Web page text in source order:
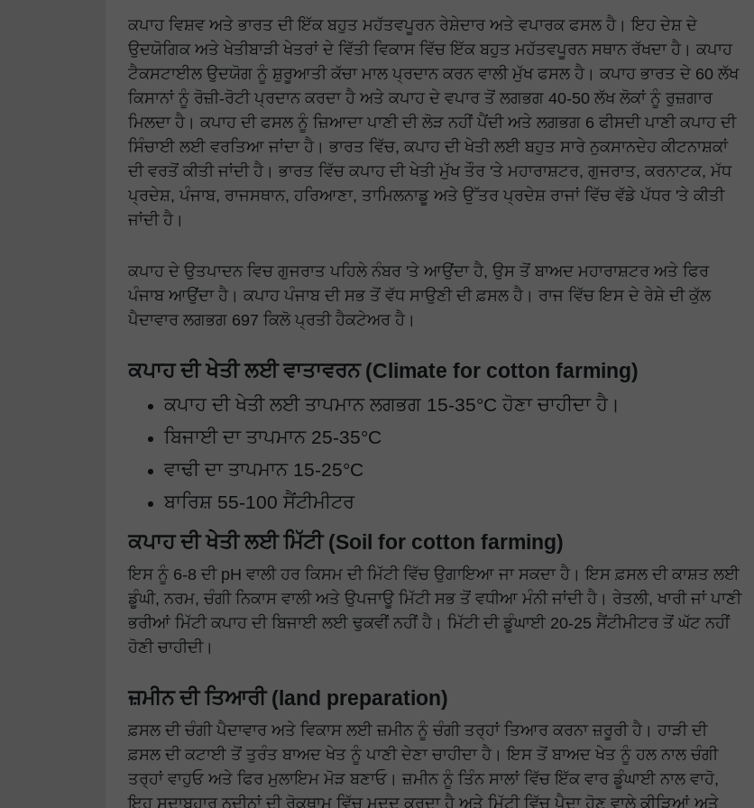
ਕਪਾਹ ਵਿਸ਼ਵ ਅਤੇ ਭਾਰਤ ਦੀ ਇੱਕ ਬਹੁਤ ਮਹੱਤਵਪੂਰਨ ਰੇਸ਼ੇਦਾਰ ਅਤੇ ਵਪਾਰਕ ਫਸਲ ਹੈ। ਇਹ ਦੇਸ਼ ਦੇ
ਉਦਯੋਗਿਕ ਅਤੇ ਖੇਤੀਬਾੜੀ ਖੇਤਰਾਂ ਦੇ ਵਿੱਤੀ ਵਿਕਾਸ ਵਿੱਚ ਇੱਕ ਬਹੁਤ ਮਹੱਤਵਪੂਰਨ ਸਥਾਨ ਰੱਖਦਾ ਹੈ। ਕਪਾਹ
ਟੈਕਸਟਾਈਲ ਉਦਯੋਗ ਨੂੰ ਸ਼ੁਰੂਆਤੀ ਕੱਚਾ ਮਾਲ ਪ੍ਰਦਾਨ ਕਰਨ ਵਾਲੀ ਮੁੱਖ ਫਸਲ ਹੈ। ਕਪਾਹ ਭਾਰਤ ਦੇ 60 ਲੱਖ
ਕਿਸਾਨਾਂ ਨੂੰ ਰੋਜ਼ੀ-ਰੋਟੀ ਪ੍ਰਦਾਨ ਕਰਦਾ ਹੈ ਅਤੇ ਕਪਾਹ ਦੇ ਵਪਾਰ ਤੋਂ ਲਗਭਗ 40-50 ਲੱਖ ਲੋਕਾਂ ਨੂੰ ਰੁਜ਼ਗਾਰ
ਮਿਲਦਾ ਹੈ। ਕਪਾਹ ਦੀ ਫਸਲ ਨੂੰ ਜ਼ਿਆਦਾ ਪਾਣੀ ਦੀ ਲੋੜ ਨਹੀਂ ਪੈਂਦੀ ਅਤੇ ਲਗਭਗ 6 ਫੀਸਦੀ ਪਾਣੀ ਕਪਾਹ ਦੀ
ਸਿੰਚਾਈ ਲਈ ਵਰਤਿਆ ਜਾਂਦਾ ਹੈ। ਭਾਰਤ ਵਿੱਚ, ਕਪਾਹ ਦੀ ਖੇਤੀ ਲਈ ਬਹੁਤ ਸਾਰੇ ਨੁਕਸਾਨਦੇਹ ਕੀਟਨਾਸ਼ਕਾਂ
ਦੀ ਵਰਤੋਂ ਕੀਤੀ ਜਾਂਦੀ ਹੈ। ਭਾਰਤ ਵਿੱਚ ਕਪਾਹ ਦੀ ਖੇਤੀ ਮੁੱਖ ਤੌਰ 'ਤੇ ਮਹਾਰਾਸ਼ਟਰ, ਗੁਜਰਾਤ, ਕਰਨਾਟਕ, ਮੱਧ
ਪ੍ਰਦੇਸ਼, ਪੰਜਾਬ, ਰਾਜਸਥਾਨ, ਹਰਿਆਣਾ, ਤਾਮਿਲਨਾਡੂ ਅਤੇ ਉੱਤਰ ਪ੍ਰਦੇਸ਼ ਰਾਜਾਂ ਵਿੱਚ ਵੱਡੇ ਪੱਧਰ 'ਤੇ ਕੀਤੀ
ਜਾਂਦੀ ਹੈ।
ਕਪਾਹ ਦੇ ਉਤਪਾਦਨ ਵਿਚ ਗੁਜਰਾਤ ਪਹਿਲੇ ਨੰਬਰ 'ਤੇ ਆਉਂਦਾ ਹੈ, ਉਸ ਤੋਂ ਬਾਅਦ ਮਹਾਰਾਸ਼ਟਰ ਅਤੇ ਫਿਰ
ਪੰਜਾਬ ਆਉਂਦਾ ਹੈ। ਕਪਾਹ ਪੰਜਾਬ ਦੀ ਸਭ ਤੋਂ ਵੱਧ ਸਾਉਣੀ ਦੀ ਫ਼ਸਲ ਹੈ। ਰਾਜ ਵਿੱਚ ਇਸ ਦੇ ਰੇਸ਼ੇ ਦੀ ਕੁੱਲ
ਪੈਦਾਵਾਰ ਲਗਭਗ 697 ਕਿਲੋ ਪ੍ਰਤੀ ਹੈਕਟੇਅਰ ਹੈ।
ਕਪਾਹ ਦੀ ਖੇਤੀ ਲਈ ਵਾਤਾਵਰਨ (Climate for cotton farming)
ਕਪਾਹ ਦੀ ਖੇਤੀ ਲਈ ਤਾਪਮਾਨ ਲਗਭਗ 15-35°C ਹੋਣਾ ਚਾਹੀਦਾ ਹੈ।
ਬਿਜਾਈ ਦਾ ਤਾਪਮਾਨ 25-35°C
ਵਾਢੀ ਦਾ ਤਾਪਮਾਨ 15-25°C
ਬਾਰਿਸ਼ 55-100 ਸੈਂਟੀਮੀਟਰ
ਕਪਾਹ ਦੀ ਖੇਤੀ ਲਈ ਮਿੱਟੀ (Soil for cotton farming)
ਇਸ ਨੂੰ 6-8 ਦੀ pH ਵਾਲੀ ਹਰ ਕਿਸਮ ਦੀ ਮਿੱਟੀ ਵਿੱਚ ਉਗਾਇਆ ਜਾ ਸਕਦਾ ਹੈ। ਇਸ ਫ਼ਸਲ ਦੀ ਕਾਸ਼ਤ ਲਈ
ਡੂੰਘੀ, ਨਰਮ, ਚੰਗੀ ਨਿਕਾਸ ਵਾਲੀ ਅਤੇ ਉਪਜਾਊ ਮਿੱਟੀ ਸਭ ਤੋਂ ਵਧੀਆ ਮੰਨੀ ਜਾਂਦੀ ਹੈ। ਰੇਤਲੀ, ਖਾਰੀ ਜਾਂ ਪਾਣੀ
ਭਰੀਆਂ ਮਿੱਟੀ ਕਪਾਹ ਦੀ ਬਿਜਾਈ ਲਈ ਢੁਕਵੀਂ ਨਹੀਂ ਹੈ। ਮਿੱਟੀ ਦੀ ਡੂੰਘਾਈ 20-25 ਸੈਂਟੀਮੀਟਰ ਤੋਂ ਘੱਟ ਨਹੀਂ
ਹੋਣੀ ਚਾਹੀਦੀ।
ਜ਼ਮੀਨ ਦੀ ਤਿਆਰੀ (land preparation)
ਫ਼ਸਲ ਦੀ ਚੰਗੀ ਪੈਦਾਵਾਰ ਅਤੇ ਵਿਕਾਸ ਲਈ ਜ਼ਮੀਨ ਨੂੰ ਚੰਗੀ ਤਰ੍ਹਾਂ ਤਿਆਰ ਕਰਨਾ ਜ਼ਰੂਰੀ ਹੈ। ਹਾੜੀ ਦੀ
ਫ਼ਸਲ ਦੀ ਕਟਾਈ ਤੋਂ ਤੁਰੰਤ ਬਾਅਦ ਖੇਤ ਨੂੰ ਪਾਣੀ ਦੇਣਾ ਚਾਹੀਦਾ ਹੈ। ਇਸ ਤੋਂ ਬਾਅਦ ਖੇਤ ਨੂੰ ਹਲ ਨਾਲ ਚੰਗੀ
ਤਰ੍ਹਾਂ ਵਾਹੁਓ ਅਤੇ ਫਿਰ ਮੁਲਾਇਮ ਮੋੜ ਬਣਾਓ। ਜ਼ਮੀਨ ਨੂੰ ਤਿੰਨ ਸਾਲਾਂ ਵਿੱਚ ਇੱਕ ਵਾਰ ਡੂੰਘਾਈ ਨਾਲ ਵਾਹੋ,
ਇਹ ਸਦਾਬਹਾਰ ਨਦੀਨਾਂ ਦੀ ਰੋਕਥਾਮ ਵਿੱਚ ਮਦਦ ਕਰਦਾ ਹੈ ਅਤੇ ਮਿੱਟੀ ਵਿੱਚ ਪੈਦਾ ਹੋਣ ਵਾਲੇ ਕੀੜਿਆਂ ਅਤੇ